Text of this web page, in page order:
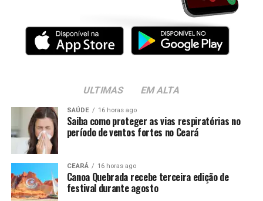
ULTIMAS EM ALTA
SAÚDE 16 horas ago
Saiba como proteger as vias respiratórias no
período de ventos fortes no Ceará
CEARÁ 16 horas ago
Canoa Quebrada recebe terceira edição de
festival durante agosto